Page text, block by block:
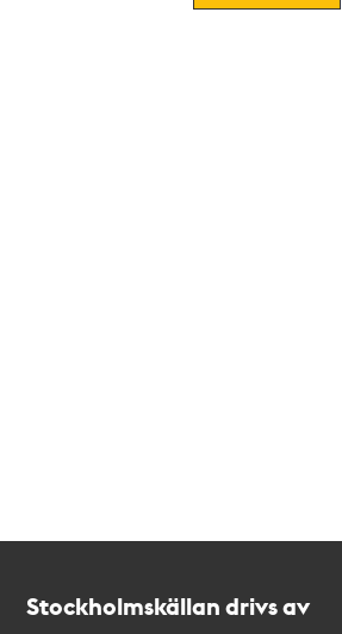
Stockholmskällan drivs av